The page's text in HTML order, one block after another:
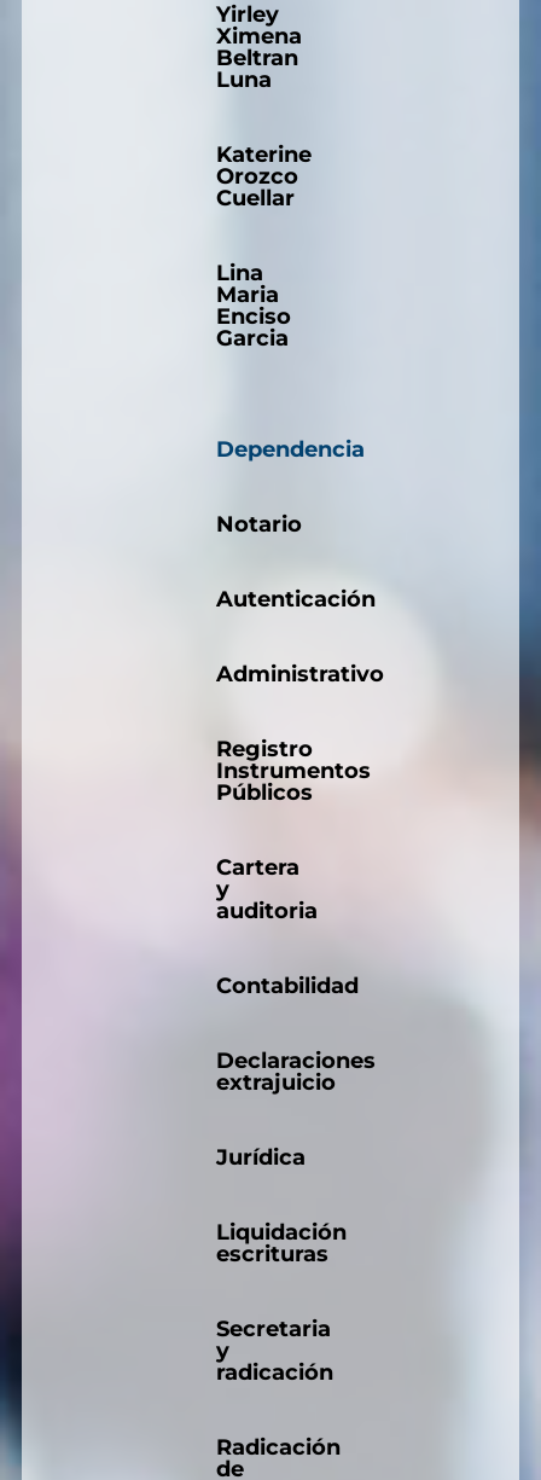
Yirley
Ximena
Beltran
Luna
Katerine
Orozco
Cuellar
Lina
Maria
Enciso
Garcia
Dependencia
Notario
Autenticación
Administrativo
Registro
Instrumentos
Públicos
Cartera
y
auditoria
Contabilidad
Declaraciones
extrajuicio
Jurídica
Liquidación
escrituras
Secretaria
y
radicación
Radicación
de